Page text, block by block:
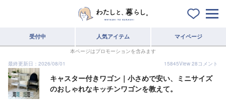
受付中 人気アイテム マイページ
本ページはプロモーションを含みます
最終更新日：2026/08/01
15845View 28コメント
キャスター付きワゴン｜小さめで安い、ミニサイズ
のおしゃれなキッチンワゴンを教えて。